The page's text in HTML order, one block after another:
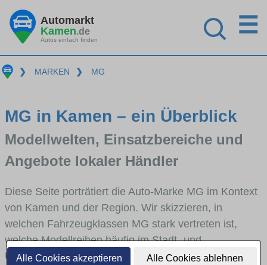
Alle Cookies akzeptieren Alle Cookies ablehnen
Automarkt
Kamen.de
Autos einfach finden
☰
❯ MARKEN ❯ MG
MG in Kamen – ein Überblick
Modellwelten, Einsatzbereiche und
Angebote lokaler Händler
Diese Seite porträtiert die Auto-Marke MG im Kontext
von Kamen und der Region. Wir skizzieren, in
welchen Fahrzeugklassen MG stark vertreten ist,
welche Modellreihen häufig im Stadt- und
Umlandverkehr zu sehen sind und für welche